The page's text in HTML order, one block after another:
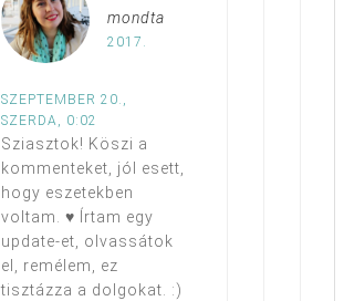
mondta
2017.
SZEPTEMBER 20.,
SZERDA, 0:02
Sziasztok! Köszi a
kommenteket, jól esett,
hogy eszetekben
voltam. ♥ Írtam egy
update-et, olvassátok
el, remélem, ez
tisztázza a dolgokat. :)